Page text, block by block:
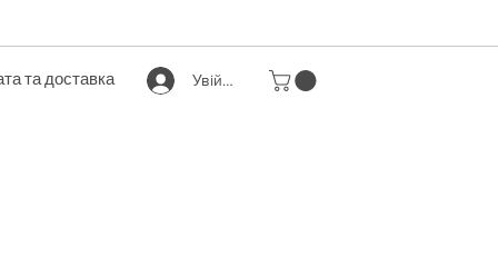
та доставка Увійти